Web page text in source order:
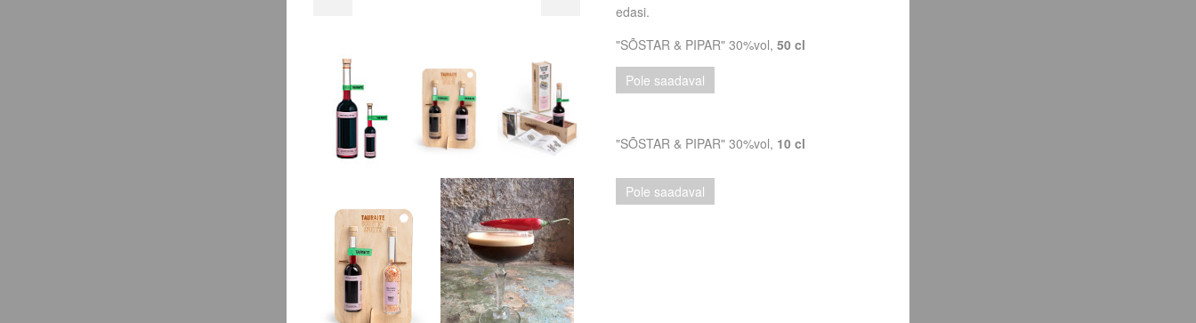
edasi.
"SÕSTAR & PIPAR" 30%vol, 50 cl
Pole saadaval
"SÕSTAR & PIPAR" 30%vol, 10 cl
Pole saadaval